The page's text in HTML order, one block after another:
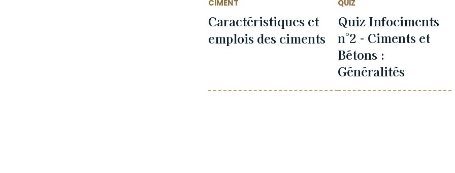
CIMENT
Caractéristiques et
emplois des ciments
QUIZ
Quiz Infociments
n°2 - Ciments et
Bétons :
Généralités